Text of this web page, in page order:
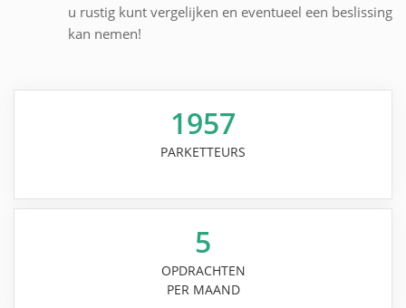
u rustig kunt vergelijken en eventueel een beslissing
kan nemen!
1957
PARKETTEURS
5
OPDRACHTEN
PER MAAND